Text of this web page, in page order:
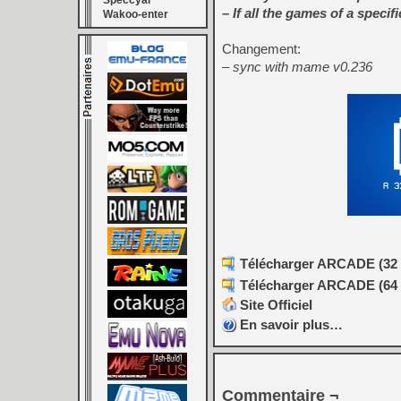
Wakoo-enter
– If all the games of a
Changement:
– sync with mame v0.236
Télécharger ARCADE
Télécharger ARCADE
Site Officiel
En savoir plus…
Commentaire ¬